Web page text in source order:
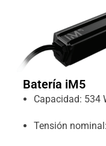
Batería iM5
Capacidad: 534
Tensión